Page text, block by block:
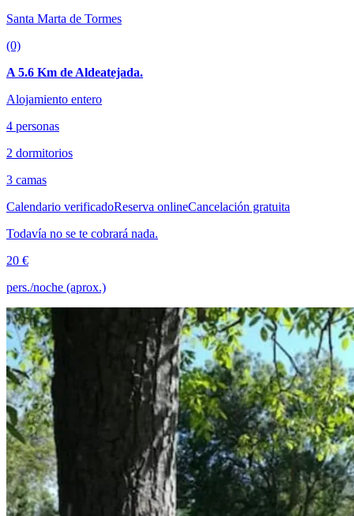
Santa Marta de Tormes
(0)
A 5.6 Km de Aldeatejada.
Alojamiento entero
4 personas
2 dormitorios
3 camas
Calendario verificadoReserva onlineCancelación gratuita
Todavía no se te cobrará nada.
20 €
pers./noche (aprox.)